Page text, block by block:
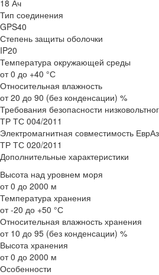
18 Ач
Тип соединения
GPS40
Степень защиты оболочки
IP20
Температура окружающей среды
от 0 до +40 °С
Относительная влажность
от 20 до 90 (без конденсации) %
Требования безопасности
ТР ТС 004/2011
Электромагнитная совместимость
ТР ТС 020/2011
Дополнительные характеристики
Высота над уровнем моря
от 0 до 2000 м
Температура хранения
от -20 до +50 °С
Относительная влажность хранения
от 10 до 95 (без конденсации) %
Высота хранения
от 0 до 2000 м
Особенности